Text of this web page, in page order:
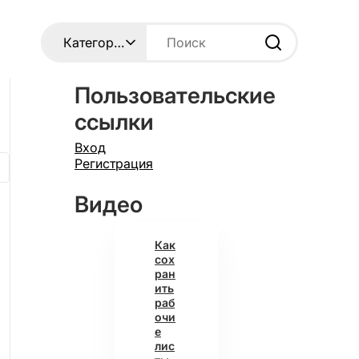
Пользовательские
ссылки
Вход
Регистрация
Видео
Как
сох
ран
ить
раб
очи
е
лис